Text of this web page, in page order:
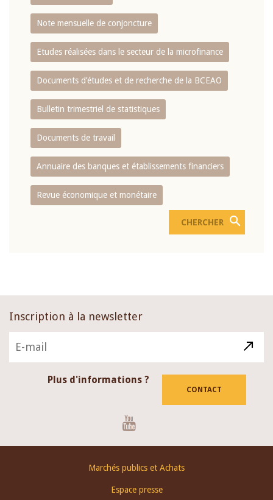
Note mensuelle de conjoncture
Etudes réalisées dans le secteur de la microfinance
Documents d’études et de recherche de la BCEAO
Bulletin trimestriel de statistiques
Documents de travail
Annuaire des banques et établissements financiers
Revue économique et monétaire
Inscription à la newsletter
Plus d'informations ?
CONTACT
Marchés publics et Achats
Espace presse